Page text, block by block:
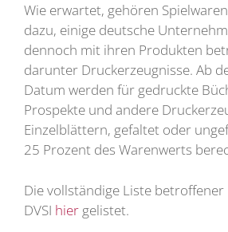
Wie erwartet, gehören
dazu, einige deutsche
dennoch mit ihren Produkten
darunter Druckerzeugnisse. Ab
Datum werden für gedruckte
Prospekte und andere
Einzelblättern, gefaltet oder
25 Prozent des Warenwerts
Die vollständige Liste
DVSI hier gelistet.